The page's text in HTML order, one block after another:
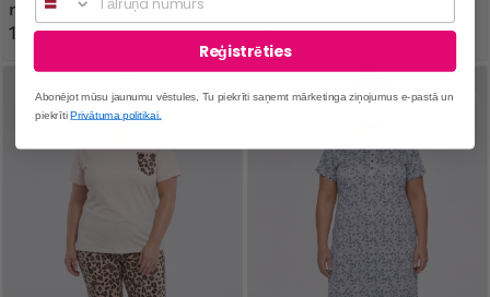
mežģīnēm
14,99 € 13,99 €
Reģistrēties
Abonējot mūsu jaunumu vēstules, Tu piekrīti saņemt mārketinga ziņojumus e-pastā un
piekrītiPrivātuma politikai.